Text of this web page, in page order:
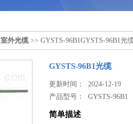
室外光缆>> GYSTS-96B1GYSTS-96B1光
GYSTS-96B1光缆
更新时间： 2024-12-19
产品型号：GYSTS-96B1
简单描述